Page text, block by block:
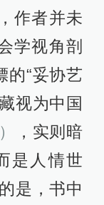
作者并未
学视角剖
的“妥协艺
视为中国
，实则暗
是人情世
是，书中